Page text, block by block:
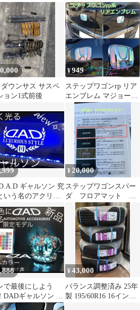
ト
RP 3/4/5
ウンサス サスペ
ョン1式前後
¥949
ステップワゴンrp リア
エンブレム マジョーラ
メッキ ライトブルー ス
テッカー
ギャルソン 究
いう名のアクリル
ート 青く光るLED
¥ 20,000
ステップワゴンスパー
ダ フロアマット 中
で最後にしよう
DADギャルソン 16
ルカラー遠隔操作
¥43,000
バランス調整済み 25年
製 195/60R16 16インチ